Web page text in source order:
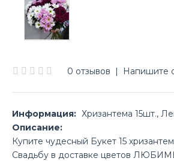
0 отзывов | Напишите
Информация: Хризантема 15шт.,
Описание:
Купите чудесный Букет 15
Свадьбу в доставке цветов